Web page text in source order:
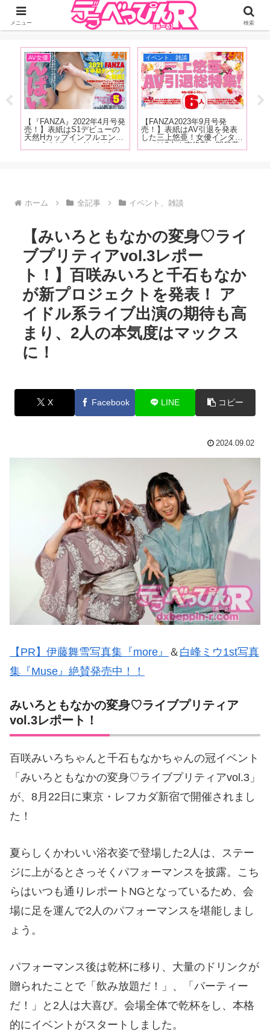
ジーオーティーが運営するちょっとHなニュースサイ。サイト内のリンクには
DMMアフィリエイトが含まれているものがあります
おすすめ記事
【三代目・葵マリーと愉快な
仲間たち 第158回】今回は
望月あやかちゃん主演『お母
さんに殺される！搾精止まら
おすすめ記事
【鬼性欲ブスのOCCC道場第
12回】四重苦まんこをもつ
藍川じゅんが『蝉丸』『ラバ
ーカップ』『サカナクショ
ホーム 全記事 イベント、雑談
【みいろともなかの変身♡ライ
ブプリティアvol.3レポー
ト！】百咲みいろと千石もなか
が新プロジェクトを発表！ ア
イドル系ライブ出演の期待も高
まり、2人の本気度はマックス
に！
X Facebook LINE コピー
2024.09.02
【PR】伊藤舞雪写真集『more』 ＆ 白峰ミウ1st写真
集『Muse』絶賛発売中！！
みいろともなかの変身♡ライブプリティア
vol.3レポート！
百咲みいろちゃんと千石もなかちゃんの冠イベント
「みいろともなかの変身♡ライブプリティアvol.3」
が、8月22日に東京・レフカダ新宿で開催されまし
た！
夏らしくかわいい浴衣姿で登場した2人は、ステー
ジに上がるとさっそくパフォーマンスを披露。こち
らはいつも通りレポートNGとなっているため、会
場に足を運んで2人のパフォーマンスを堪能しまし
ょう。
パフォーマンス後は乾杯に移り、大量のドリンクが
贈られたことで「飲み放題だ！」、「パーティー
だ！」と2人は大喜び。会場全体で乾杯をし、本格
的にイベントがスタートしました。
メニュー 検索